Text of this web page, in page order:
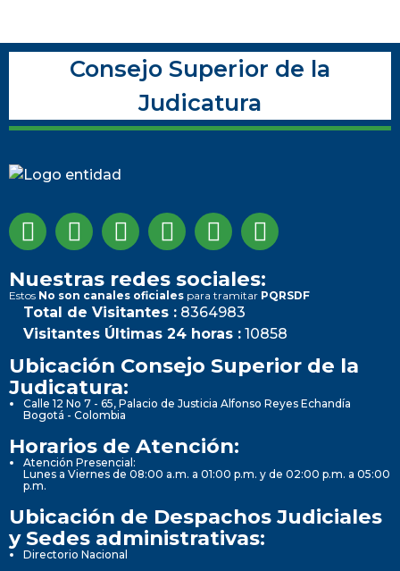
Consejo Superior de la
Judicatura
Nuestras redes sociales:
Estos No son canales oficiales para tramitar PQRSDF
Total de Visitantes : 8364983
Visitantes Últimas 24 horas : 10858
Ubicación Consejo Superior de la
Judicatura:
Calle 12 No 7 - 65, Palacio de Justicia Alfonso Reyes Echandía
Bogotá - Colombia
Horarios de Atención:
Atención Presencial:
Lunes a Viernes de 08:00 a.m. a 01:00 p.m. y de 02:00 p.m. a 05:00
p.m.
Ubicación de Despachos Judiciales
y Sedes administrativas:
Directorio Nacional